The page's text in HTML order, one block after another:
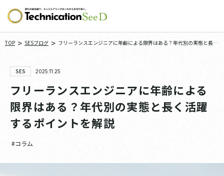
TOP > SESブログ > フリーランスエンジニアに年齢による限界はある？年代別の実態と長く
SES 2025.11.25
フリーランスエンジニアに年齢による
限界はある？年代別の実態と長く活躍
するポイントを解説
#コラム